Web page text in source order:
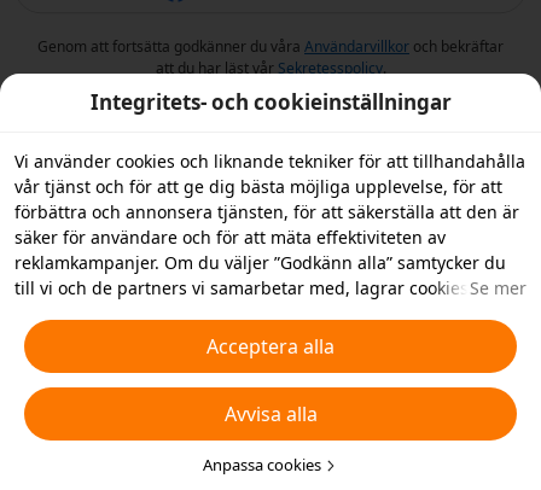
Genom att fortsätta godkänner du våra Användarvillkor och bekräftar
att du har läst vår Sekretesspolicy.
Integritets- och cookieinställningar
Vi använder cookies och liknande tekniker för att tillhandahålla
vår tjänst och för att ge dig bästa möjliga upplevelse, för att
förbättra och annonsera tjänsten, för att säkerställa att den är
säker för användare och för att mäta effektiviteten av
reklamkampanjer. Om du väljer ”Godkänn alla” samtycker du
till vi och de partners vi samarbetar med, lagrar cookies och
”Avvisa alla” icke-nödvändiga cookies och du kan välja vilka
typer av cookies du vill acceptera eller inaktivera genom att
klicka på ”Anpassa cookies” nedan, eller när som helst ändra
detta i dina sekretessinställningar. Vi samlar inte in cookies för
spårningsändamål i iOS-appen. För mer information, se vår
cookies och liknande tekniker.
Se mer
Acceptera alla
Avvisa alla
Anpassa cookies